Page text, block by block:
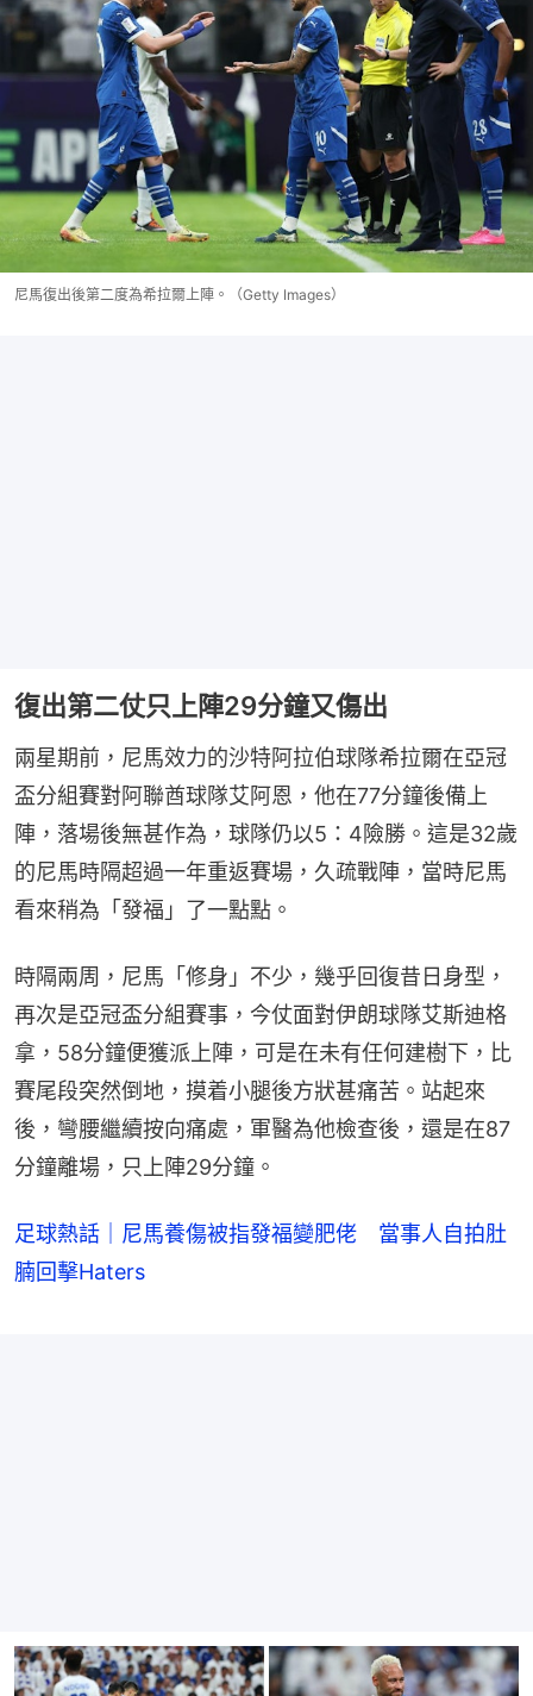
尼馬復出後第二度為希拉爾上陣。（Getty Images）
復出第二仗只上陣29分鐘又傷出
兩星期前，尼馬效力的沙特阿拉伯球隊希拉爾在亞冠
盃分組賽對阿聯酋球隊艾阿恩，他在77分鐘後備上
陣，落場後無甚作為，球隊仍以5：4險勝。這是32歲
的尼馬時隔超過一年重返賽場，久疏戰陣，當時尼馬
看來稍為「發福」了一點點。
時隔兩周，尼馬「修身」不少，幾乎回復昔日身型，
再次是亞冠盃分組賽事，今仗面對伊朗球隊艾斯迪格
拿，58分鐘便獲派上陣，可是在未有任何建樹下，比
賽尾段突然倒地，摸着小腿後方狀甚痛苦。站起來
後，彎腰繼續按向痛處，軍醫為他檢查後，還是在87
分鐘離場，只上陣29分鐘。
足球熱話｜尼馬養傷被指發福變肥佬 當事人自拍肚
腩回擊Haters